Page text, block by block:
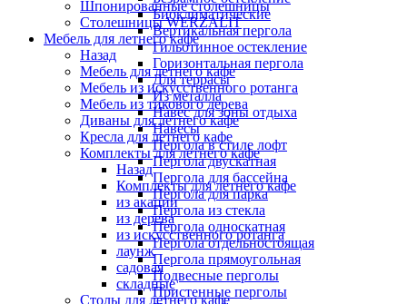
Биоклиматические
Вертикальная пергола
Гильотинное остекление
Горизонтальная пергола
Для террасы
Из металла
Навес для зоны отдыха
Навесы
Пергола в стиле лофт
Пергола двускатная
Пергола для бассейна
Пергола для парка
Пергола из стекла
Пергола односкатная
Пергола отдельностоящая
Пергола прямоугольная
Подвесные перголы
Пристенные перголы
Шпонированные столешницы
Столешницы WERZALIT
Мебель для летнего кафе
Назад
Мебель для летнего кафе
Мебель из искусственного ротанга
Мебель из тикового дерева
Диваны для летнего кафе
Кресла для летнего кафе
Комплекты для летнего кафе
Назад
Комплекты для летнего кафе
из акации
из дерева
из искусственного ротанга
лаунж
садовая
складные
Столы для летнего кафе